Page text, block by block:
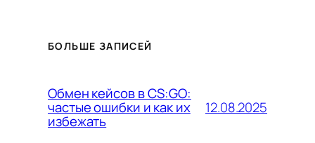
БОЛЬШЕ ЗАПИСЕЙ
Обмен кейсов в CS:GO:
частые ошибки и как их
избежать
12.08.2025